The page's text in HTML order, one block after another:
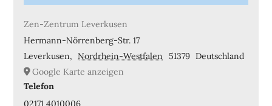
Zen-Zentrum Leverkusen
Hermann-Nörrenberg-Str. 17
Leverkusen, Nordrhein-Westfalen 51379 Deutschland
Google Karte anzeigen
Telefon
02171 4010006